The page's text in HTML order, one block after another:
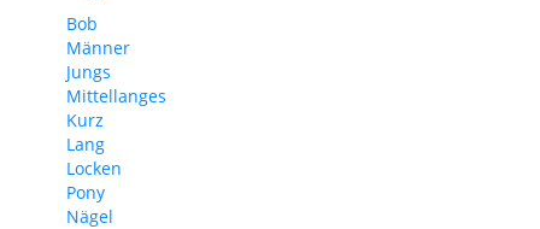
Bob
Männer
Jungs
Mittellanges
Kurz
Lang
Locken
Pony
Nägel